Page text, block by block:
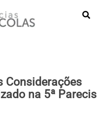
Considerações
na 5ª Parecis